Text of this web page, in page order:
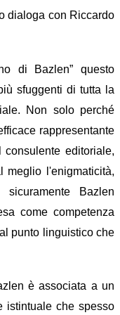
dialoga con Riccardo
di Bazlen” questo
sfuggenti di tutta la
Non solo perché
rappresentante
editoriale,
meglio l'enigmaticità,
Bazlen
come competenza
punto linguistico che
è associata a un
istintuale che spesso